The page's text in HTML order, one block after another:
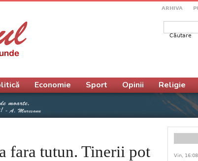
ARHIVA
fara tutun. Tinerii pot
Economie Sport Opinii Religie
Vin, 16:08